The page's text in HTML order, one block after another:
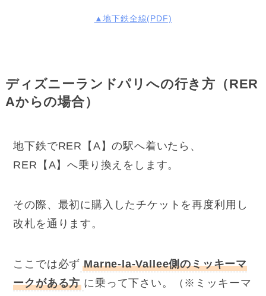
▲地下鉄全線(PDF)
ディズニーランドパリへの行き方（RER
Aからの場合）
地下鉄でRER【A】の駅へ着いたら、
RER【A】へ乗り換えをします。
その際、最初に購入したチケットを再度利用し
改札を通ります。
ここでは必ず Marne-la-Vallee側のミッキーマ
ークがある方 に乗って下さい。（※ミッキーマ